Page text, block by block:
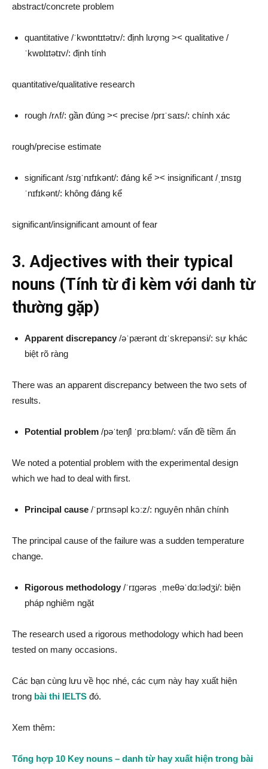
abstract/concrete problem
quantitative /ˈkwɒntɪtətɪv/: định lượng >< qualitative /
ˈkwɒlɪtətɪv/: định tính
quantitative/qualitative research
rough /rʌf/: gần đúng >< precise /prɪˈsaɪs/: chính xác
rough/precise estimate
significant /sɪɡˈnɪfɪkənt/: đáng kể >< insignificant /ˌɪnsɪɡ
ˈnɪfɪkənt/: không đáng kể
significant/insignificant amount of fear
3. Adjectives with their typical
nouns (Tính từ đi kèm với danh từ
thường gặp)
Apparent discrepancy /əˈpærənt dɪˈskrepənsi/: sự khác
biệt rõ ràng
There was an apparent discrepancy between the two sets of
results.
Potential problem /pəˈtenʃl ˈprɑːbləm/: vấn đề tiềm ẩn
We noted a potential problem with the experimental design
which we had to deal with first.
Principal cause /ˈprɪnsəpl kɔːz/: nguyên nhân chính
The principal cause of the failure was a sudden temperature
change.
Rigorous methodology /ˈrɪɡərəs ˌmeθəˈdɑːlədʒi/: biện
pháp nghiêm ngặt
The research used a rigorous methodology which had been
tested on many occasions.
Các bạn cùng lưu về học nhé, các cụm này hay xuất hiện
trong bài thi IELTS đó.
Xem thêm:
Tổng hợp 10 Key nouns – danh từ hay xuất hiện trong bài